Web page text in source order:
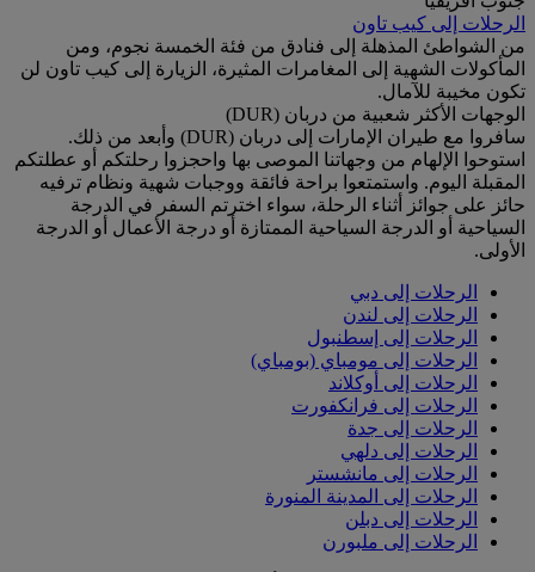
الرحلات إلى كيب تاون
من الشواطئ المذهلة إلى فنادق من فئة الخمسة نجوم، ومن
المأكولات الشهية إلى المغامرات المثيرة، الزيارة إلى كيب تاون لن
تكون مخيبة للآمال.
الوجهات الأكثر شعبية من دربان (DUR)
سافروا مع طيران الإمارات إلى دربان (DUR) وأبعد من ذلك.
استوحوا الإلهام من وجهاتنا الموصى بها واحجزوا رحلتكم أو عطلتكم
المقبلة اليوم. واستمتعوا براحة فائقة ووجبات شهية ونظام ترفيه
حائز على جوائز أثناء الرحلة، سواء اخترتم السفر في الدرجة
السياحية أو الدرجة السياحية الممتازة أو درجة الأعمال أو الدرجة
الأولى.
الرحلات إلى دبي
الرحلات إلى لندن
الرحلات إلى إسطنبول
الرحلات إلى مومباي (بومباي)
الرحلات إلى أوكلاند
الرحلات إلى فرانكفورت
الرحلات إلى جدة
الرحلات إلى دلهي
الرحلات إلى مانشستر
الرحلات إلى المدينة المنورة
الرحلات إلى دبلن
الرحلات إلى ملبورن